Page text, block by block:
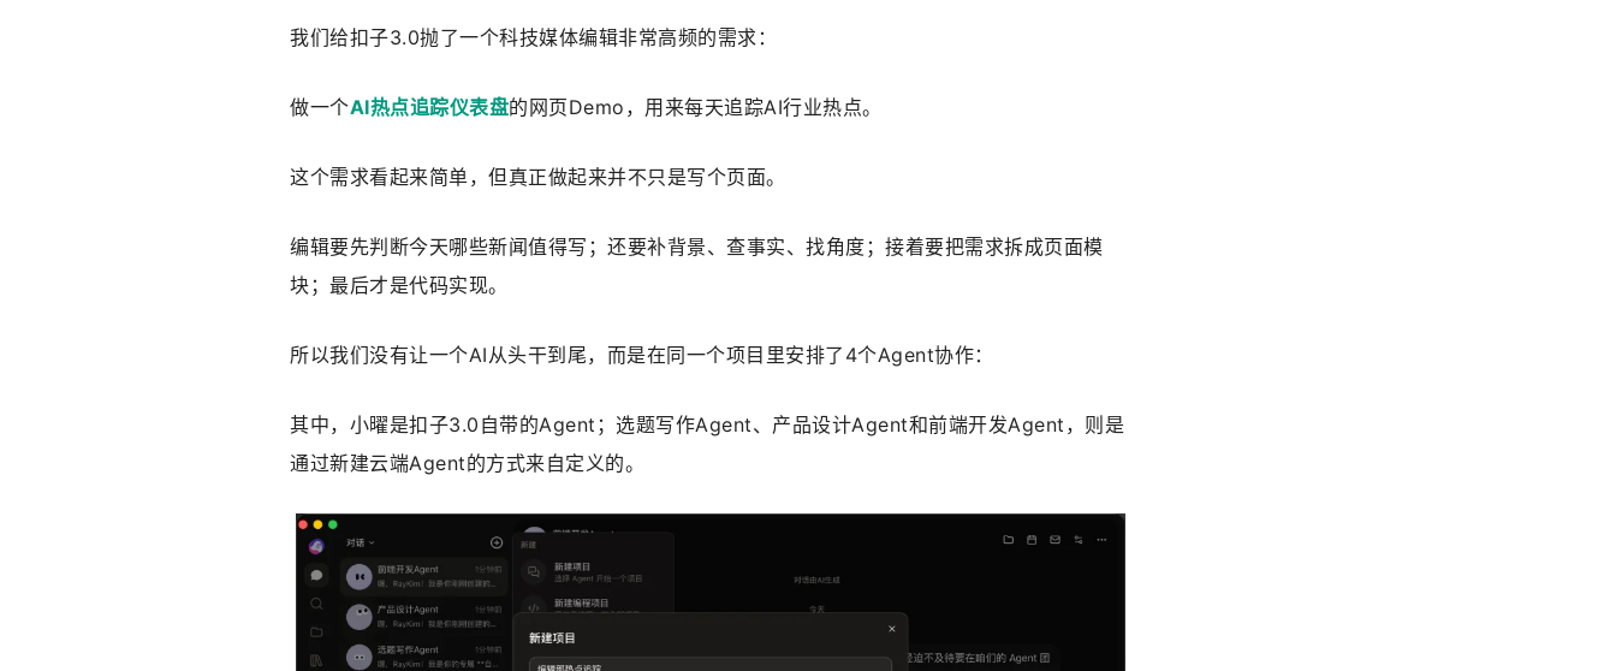
我们给扣子3.0抛了一个科技媒体编辑非常高频的需求：
做一个AI热点追踪仪表盘的网页Demo，用来每天追踪AI行业热点。
这个需求看起来简单，但真正做起来并不只是写个页面。
编辑要先判断今天哪些新闻值得写；还要补背景、查事实、找角度；接着要把需求拆成页面模
块；最后才是代码实现。
所以我们没有让一个AI从头干到尾，而是在同一个项目里安排了4个Agent协作：
其中，小曜是扣子3.0自带的Agent；选题写作Agent、产品设计Agent和前端开发Agent，则是
通过新建云端Agent的方式来自定义的。